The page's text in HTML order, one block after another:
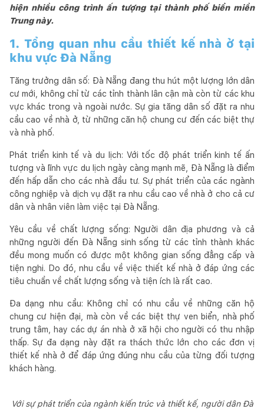
hiện nhiều công trình ấn tượng tại thành phố biển miền
Trung này.
1. Tổng quan nhu cầu thiết kế nhà ở tại
khu vực Đà Nẵng
Tăng trưởng dân số: Đà Nẵng đang thu hút một lượng lớn dân
cư mới, không chỉ từ các tỉnh thành lân cận mà còn từ các khu
vực khác trong và ngoài nước. Sự gia tăng dân số đặt ra nhu
cầu cao về nhà ở, từ những căn hộ chung cư đến các biệt thự
và nhà phố.
Phát triển kinh tế và du lịch: Với tốc độ phát triển kinh tế ấn
tượng và lĩnh vực du lịch ngày càng mạnh mẽ, Đà Nẵng là điểm
đến hấp dẫn cho các nhà đầu tư. Sự phát triển của các ngành
công nghiệp và dịch vụ đặt ra nhu cầu cao về nhà ở cho cả cư
dân và nhân viên làm việc tại Đà Nẵng.
Yêu cầu về chất lượng sống: Người dân địa phương và cả
những người đến Đà Nẵng sinh sống từ các tỉnh thành khác
đều mong muốn có được một không gian sống đẳng cấp và
tiện nghi. Do đó, nhu cầu về việc thiết kế nhà ở đáp ứng các
tiêu chuẩn về chất lượng sống và tiện ích là rất cao.
Đa dạng nhu cầu: Không chỉ có nhu cầu về những căn hộ
chung cư hiện đại, mà còn về các biệt thự ven biển, nhà phố
trung tâm, hay các dự án nhà ở xã hội cho người có thu nhập
thấp. Sự đa dạng này đặt ra thách thức lớn cho các đơn vị
thiết kế nhà ở để đáp ứng đúng nhu cầu của từng đối tượng
khách hàng.
Với sự phát triển của ngành kiến trúc và thiết kế, người dân Đà